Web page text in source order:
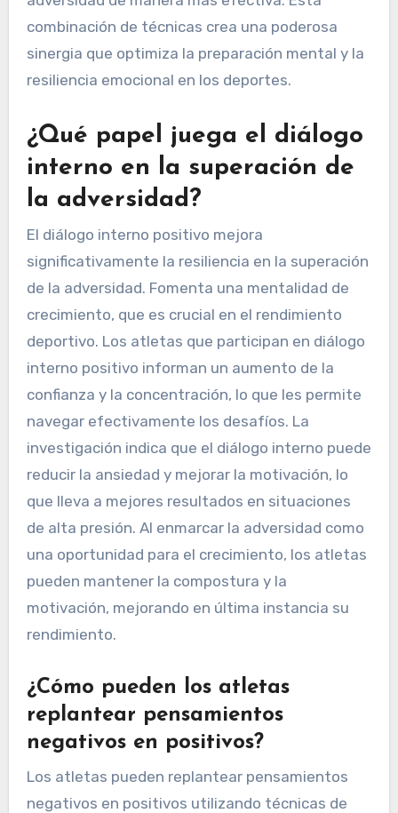
combinación de técnicas crea una poderosa
sinergia que optimiza la preparación mental y la
resiliencia emocional en los deportes.
¿Qué papel juega el diálogo
interno en la superación de
la adversidad?
El diálogo interno positivo mejora
significativamente la resiliencia en la superación
de la adversidad. Fomenta una mentalidad de
crecimiento, que es crucial en el rendimiento
deportivo. Los atletas que participan en diálogo
interno positivo informan un aumento de la
confianza y la concentración, lo que les permite
navegar efectivamente los desafíos. La
investigación indica que el diálogo interno puede
reducir la ansiedad y mejorar la motivación, lo
que lleva a mejores resultados en situaciones
de alta presión. Al enmarcar la adversidad como
una oportunidad para el crecimiento, los atletas
pueden mantener la compostura y la
motivación, mejorando en última instancia su
rendimiento.
¿Cómo pueden los atletas
replantear pensamientos
negativos en positivos?
Los atletas pueden replantear pensamientos
negativos en positivos utilizando técnicas de